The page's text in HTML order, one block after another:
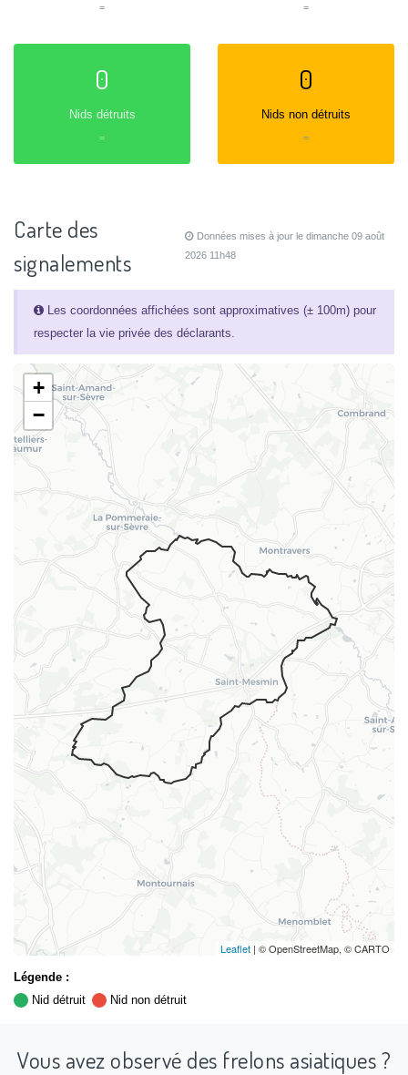
= =
0
Nids détruits
=
0
Nids non détruits
=
Carte des
signalements
Données mises à jour le dimanche 09 août
2026 11h48
Les coordonnées affichées sont approximatives (± 100m) pour
respecter la vie privée des déclarants.
+
−
Leaflet | © OpenStreetMap, © CARTO
Légende :
Nid détruit
Nid non détruit
Vous avez observé des frelons asiatiques ?